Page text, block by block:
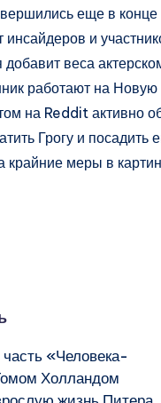
еще в
инсайдеров и
веса
работают на
на Reddit активно
Грогу и посадить
крайние меры в
часть «Человека-
Холландом